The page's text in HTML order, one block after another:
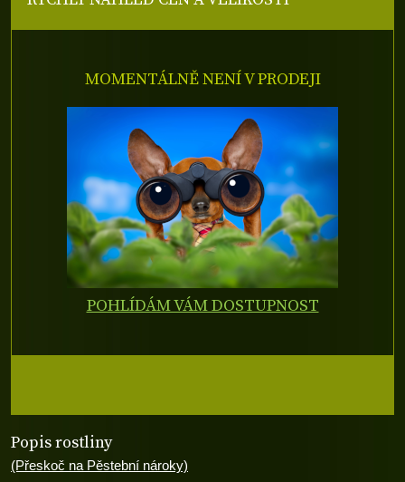
Popis rostliny
(Přeskoč na Pěstební nároky)
MOMENTÁLNĚ NENÍ V PRODEJI
POHLÍDÁM VÁM DOSTUPNOST